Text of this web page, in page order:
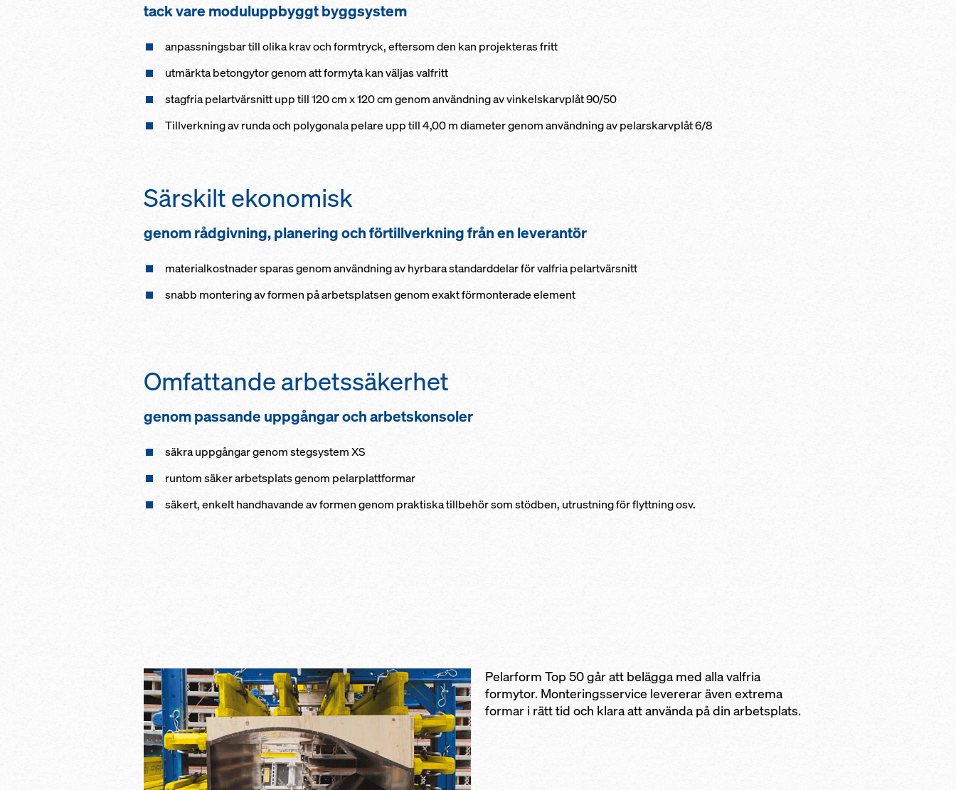
tack vare moduluppbyggt byggsystem
anpassningsbar till olika krav och formtryck, eftersom den kan projekteras fritt
utmärkta betongytor genom att formyta kan väljas valfritt
stagfria pelartvärsnitt upp till 120 cm x 120 cm genom användning av vinkelskarvplåt 90/50
Tillverkning av runda och polygonala pelare upp till 4,00 m diameter genom användning av pelarskarvplåt 6/8
Särskilt ekonomisk
genom rådgivning, planering och förtillverkning från en leverantör
materialkostnader sparas genom användning av hyrbara standarddelar för valfria pelartvärsnitt
snabb montering av formen på arbetsplatsen genom exakt förmonterade element
Omfattande arbetssäkerhet
genom passande uppgångar och arbetskonsoler
säkra uppgångar genom stegsystem XS
runtom säker arbetsplats genom pelarplattformar
säkert, enkelt handhavande av formen genom praktiska tillbehör som stödben, utrustning för flyttning osv.
Pelarform Top 50 går att belägga med alla valfria
formytor. Monteringsservice levererar även extrema
formar i rätt tid och klara att använda på din arbetsplats.